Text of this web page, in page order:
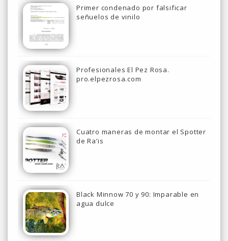
Primer condenado por falsificar
señuelos de vinilo
Profesionales El Pez Rosa.
pro.elpezrosa.com
Cuatro maneras de montar el Spotter
de Ra’is
Black Minnow 70 y 90: Imparable en
agua dulce